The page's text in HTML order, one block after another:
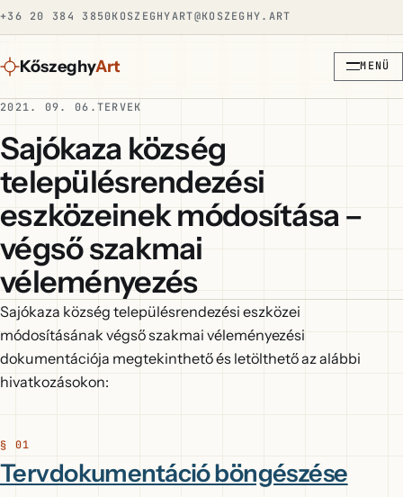
+36 20 384 3850KOSZEGHYART@KOSZEGHY.ART
KőszeghyArt MENÜ
2021. 09. 06.TERVEK
Sajókaza község
településrendezési
eszközeinek módosítása –
végső szakmai
véleményezés
Sajókaza község településrendezési eszközei
módosításának végső szakmai véleményezési
dokumentációja megtekinthető és letölthető az alábbi
hivatkozásokon:
Tervdokumentáció böngészése